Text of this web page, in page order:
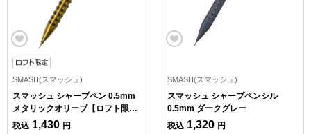
SMASH(スマッシュ)
スマッシュ シャープペン 0.5mm
メタリックオリーブ【ロフト限
定】
税込 1,430 円
SMASH(スマッシュ)
スマッシュ シャープペンシル
0.5mm ダークグレー
税込 1,320 円